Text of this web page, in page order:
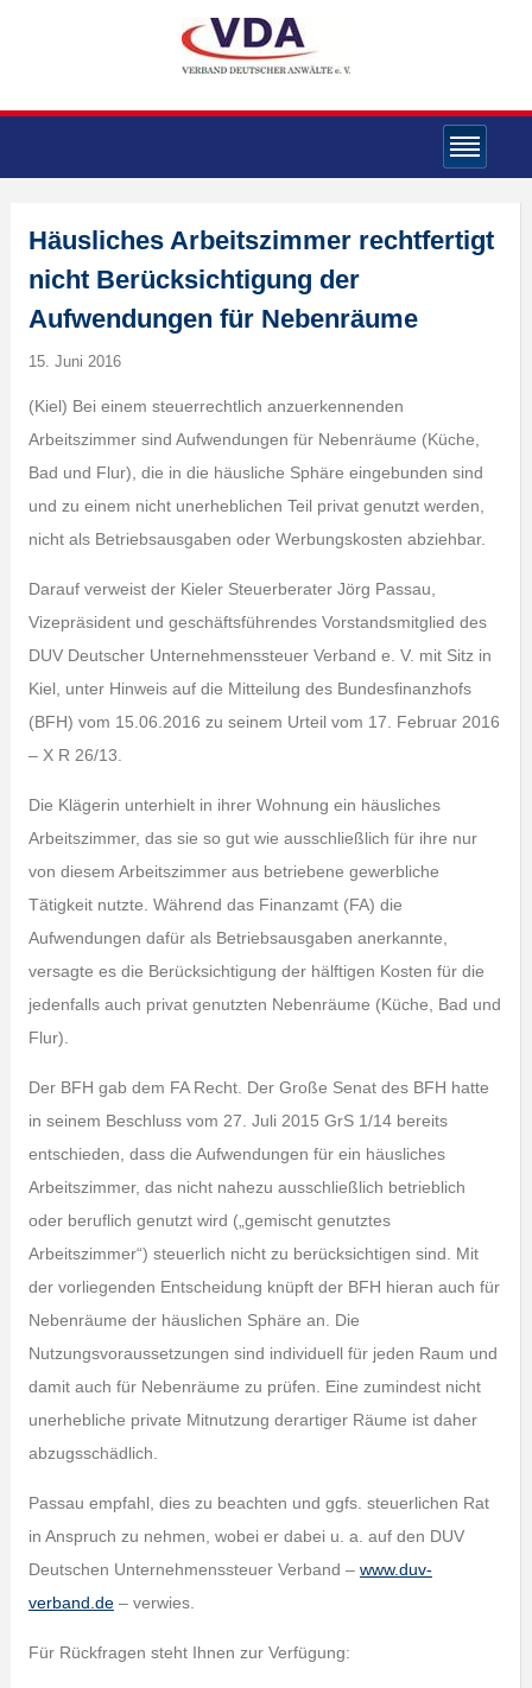
Häusliches Arbeitszimmer rechtfertigt
nicht Berücksichtigung der
Aufwendungen für Nebenräume
15. Juni 2016
(Kiel) Bei einem steuerrechtlich anzuerkennenden
Arbeitszimmer sind Aufwendungen für Nebenräume (Küche,
Bad und Flur), die in die häusliche Sphäre eingebunden sind
und zu einem nicht unerheblichen Teil privat genutzt werden,
nicht als Betriebsausgaben oder Werbungskosten abziehbar.
Darauf verweist der Kieler Steuerberater Jörg Passau,
Vizepräsident und geschäftsführendes Vorstandsmitglied des
DUV Deutscher Unternehmenssteuer Verband e. V. mit Sitz in
Kiel, unter Hinweis auf die Mitteilung des Bundesfinanzhofs
(BFH) vom 15.06.2016 zu seinem Urteil vom 17. Februar 2016
– X R 26/13.
Die Klägerin unterhielt in ihrer Wohnung ein häusliches
Arbeitszimmer, das sie so gut wie ausschließlich für ihre nur
von diesem Arbeitszimmer aus betriebene gewerbliche
Tätigkeit nutzte. Während das Finanzamt (FA) die
Aufwendungen dafür als Betriebsausgaben anerkannte,
versagte es die Berücksichtigung der hälftigen Kosten für die
jedenfalls auch privat genutzten Nebenräume (Küche, Bad und
Flur).
Der BFH gab dem FA Recht. Der Große Senat des BFH hatte
in seinem Beschluss vom 27. Juli 2015 GrS 1/14 bereits
entschieden, dass die Aufwendungen für ein häusliches
Arbeitszimmer, das nicht nahezu ausschließlich betrieblich
oder beruflich genutzt wird („gemischt genutztes
Arbeitszimmer“) steuerlich nicht zu berücksichtigen sind. Mit
der vorliegenden Entscheidung knüpft der BFH hieran auch für
Nebenräume der häuslichen Sphäre an. Die
Nutzungsvoraussetzungen sind individuell für jeden Raum und
damit auch für Nebenräume zu prüfen. Eine zumindest nicht
unerhebliche private Mitnutzung derartiger Räume ist daher
abzugsschädlich.
Passau empfahl, dies zu beachten und ggfs. steuerlichen Rat
in Anspruch zu nehmen, wobei er dabei u. a. auf den DUV
Deutschen Unternehmenssteuer Verband – www.duv-
verband.de– verwies.
Für Rückfragen steht Ihnen zur Verfügung: